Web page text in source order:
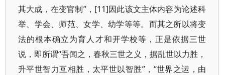
其大成，在变官制”，[11]因此该文主体内容为论述科
举、学会、师范、女学、幼学等等。而其之所以将变
法的根本确立为育人才和开学校等，正是依据三世
说，即所谓“吾闻之，春秋三世之义，据乱世以力胜，
升平世智力互相胜，太平世以智胜”，“世界之运，由